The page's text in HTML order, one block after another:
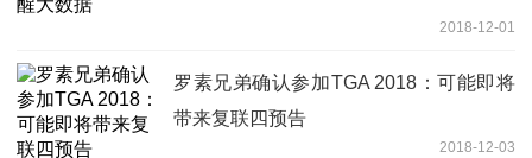
2018-12-01
罗素兄弟确认参加TGA 2018：可能即将
带来复联四预告
2018-12-03